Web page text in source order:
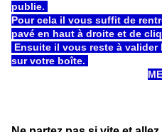
publie.
Pour cela il vous suffit de
pavé en haut à droite et de
Ensuite il vous reste à
sur votre boîte.